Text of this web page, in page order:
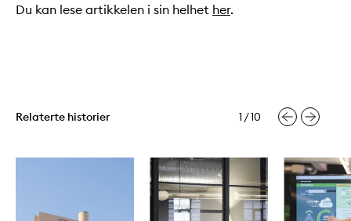
Du kan lese artikkelen i sin helhet her.
Relaterte historier Slide av 10
1 / 10
Kategorier:
MENINGER Kategorier:
MENINGER